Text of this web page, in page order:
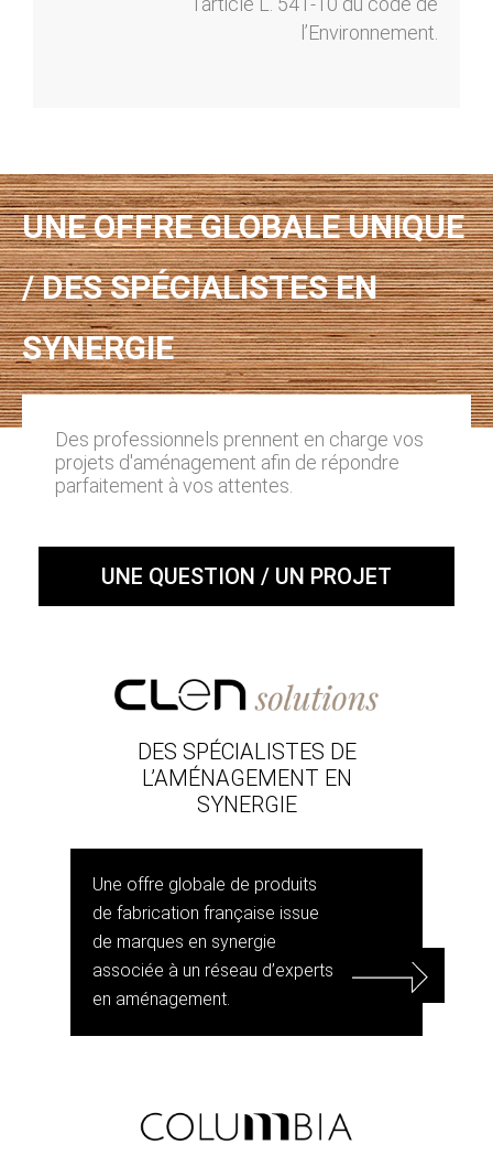
l’Environnement.
UNE OFFRE GLOBALE UNIQUE
/ DES SPÉCIALISTES EN
SYNERGIE
Des professionnels prennent en charge vos
projets d'aménagement afin de répondre
parfaitement à vos attentes.
UNE QUESTION / UN PROJET
DES SPÉCIALISTES DE
L’AMÉNAGEMENT EN
SYNERGIE
Une offre globale de produits
de fabrication française issue
de marques en synergie
associée à un réseau d’experts
en aménagement.